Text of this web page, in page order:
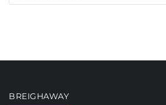
BREIGHAWAY